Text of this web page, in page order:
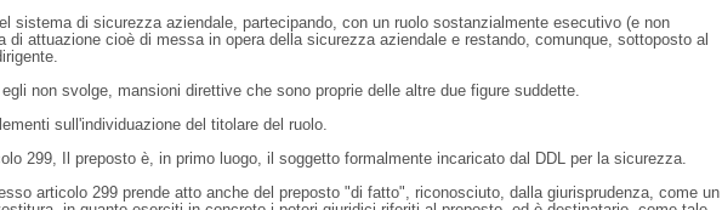
sistema di sicurezza aziendale, partecipando, con un ruolo sostanzialmente esecutivo (e non
di attuazione cioè di messa in opera della sicurezza aziendale e restando, comunque, sottoposto al
non svolge, mansioni direttive che sono proprie delle altre due figure suddette.
sull'individuazione del titolare del ruolo.
299, Il preposto è, in primo luogo, il soggetto formalmente incaricato dal DDL per la sicurezza.
articolo 299 prende atto anche del preposto "di fatto", riconosciuto, dalla giurisprudenza, come un